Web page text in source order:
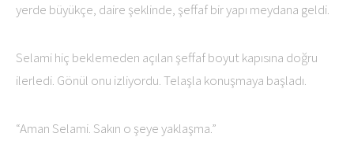
yerde büyükçe, daire şeklinde, şeffaf bir yapı meydana geldi.
Selami hiç beklemeden açılan şeffaf boyut kapısına doğru
ilerledi. Gönül onu izliyordu. Telaşla konuşmaya başladı.
“Aman Selami. Sakın o şeye yaklaşma.”